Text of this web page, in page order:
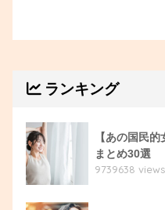
ランキング
【あの国民
まとめ30選
9739638 views